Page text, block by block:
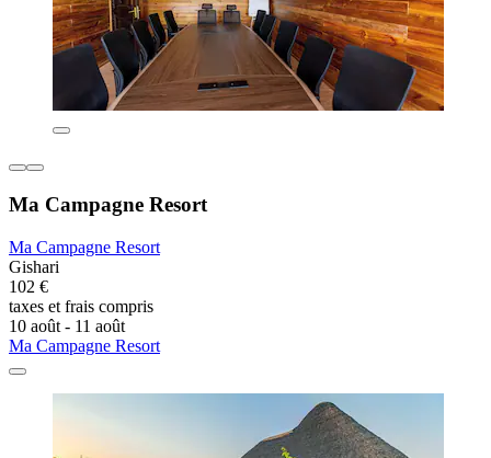
Ma Campagne Resort
Ma Campagne Resort
Gishari
102 €
taxes et frais compris
10 août - 11 août
Ma Campagne Resort